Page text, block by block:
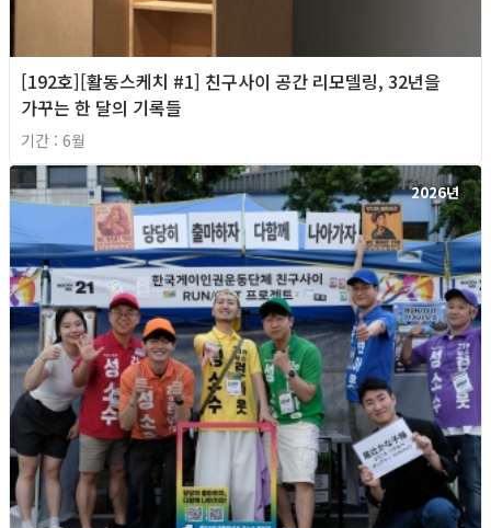
[192호][활동스케치 #1] 친구사이 공간 리모델링, 32년을
가꾸는 한 달의 기록들
기간 : 6월
2026년